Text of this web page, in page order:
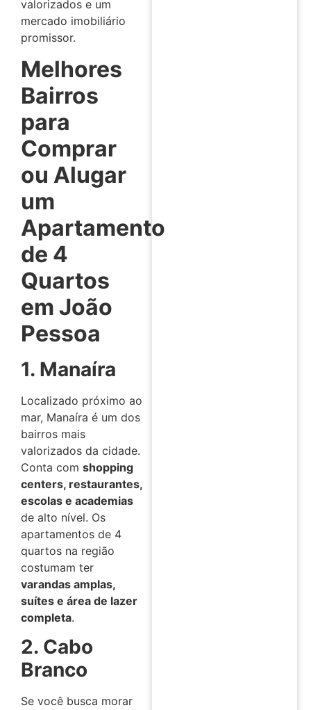
valorizados e um
mercado imobiliário
promissor.
Melhores
Bairros
para
Comprar
ou Alugar
um
Apartamento
de 4
Quartos
em João
Pessoa
1. Manaíra
Localizado próximo ao
mar, Manaíra é um dos
bairros mais
valorizados da cidade.
Conta com shopping
centers, restaurantes,
escolas e academias
de alto nível. Os
apartamentos de 4
quartos na região
costumam ter
varandas amplas,
suítes e área de lazer
completa.
2. Cabo
Branco
Se você busca morar